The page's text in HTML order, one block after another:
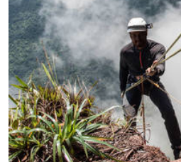
УВЕЛИЧИ